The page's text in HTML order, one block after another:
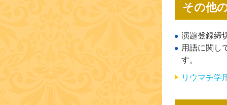
その他
演題登録締
用語に関し
す。
リウマチ学